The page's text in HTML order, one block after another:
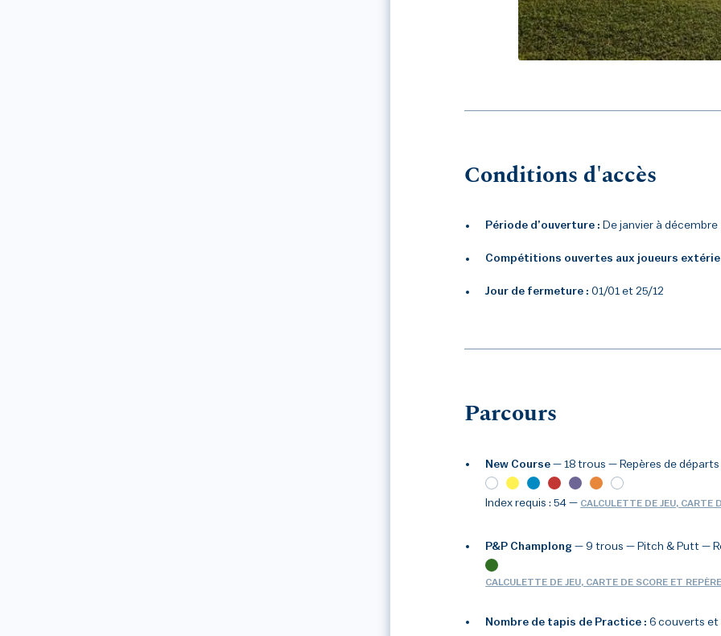
1 /3
Conditions d'accès
Période d’ouverture : De janvier à décembre
Compétitions ouvertes aux joueurs
Jour de fermeture : 01/01 et 25/12
Parcours
New Course— 18 trous— Repères de départs
Index requis : 54— CALCULETTE DE JEU, CARTE
P&P Champlong— 9 trous — Pitch & Putt—
CALCULETTE DE JEU, CARTE DE SCORE ET
Nombre de tapis de Practice :6 couverts et